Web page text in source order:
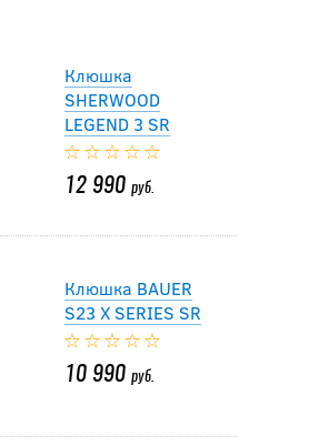
Клюшка
SHERWOOD
LEGEND 3 SR
12 990руб.
Клюшка BAUER
S23 X SERIES SR
10 990руб.